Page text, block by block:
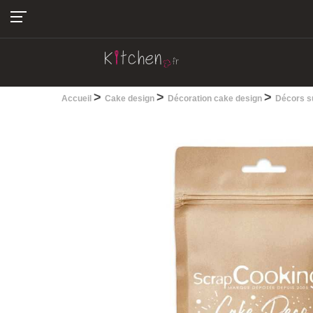
Accueil > Cake design > Décoration cake design > Décors